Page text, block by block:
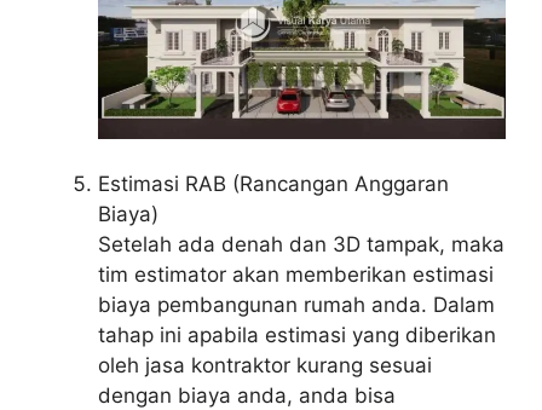
Estimasi RAB (Rancangan Anggaran
Biaya)
Setelah ada denah dan 3D tampak, maka
tim estimator akan memberikan estimasi
biaya pembangunan rumah anda. Dalam
tahap ini apabila estimasi yang diberikan
oleh jasa kontraktor kurang sesuai
dengan biaya anda, anda bisa